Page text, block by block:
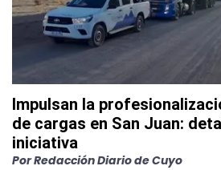
Impulsan la
de cargas en San Juan:
iniciativa
PorRedacción Diario de Cuyo